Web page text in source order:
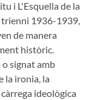
i L'Esquella de la
trienni 1936-1939,
de manera
històric.
signat amb
la ironia, la
ideològica